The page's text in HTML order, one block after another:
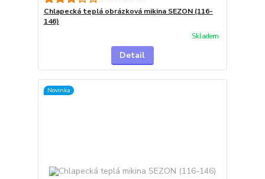
Chlapecká teplá obrázková mikina SEZON (116-
146)
Skladem
Detail
Novinka